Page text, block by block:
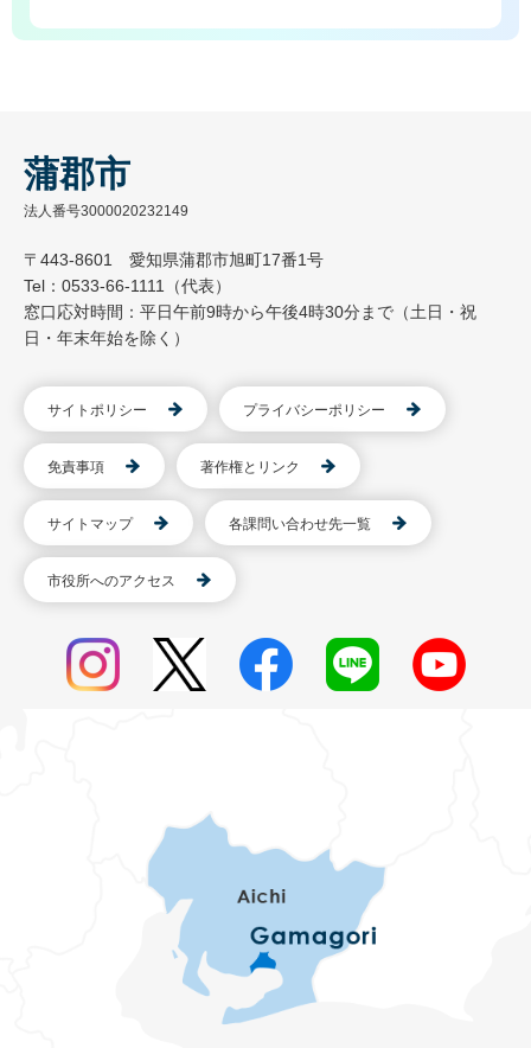
蒲郡市
法人番号3000020232149
〒443-8601 愛知県蒲郡市旭町17番1号
Tel：0533-66-1111（代表）
窓口応対時間：平日午前9時から午後4時30分まで（土日・祝
日・年末年始を除く）
サイトポリシー プライバシーポリシー
免責事項 著作権とリンク
サイトマップ 各課問い合わせ先一覧
市役所へのアクセス